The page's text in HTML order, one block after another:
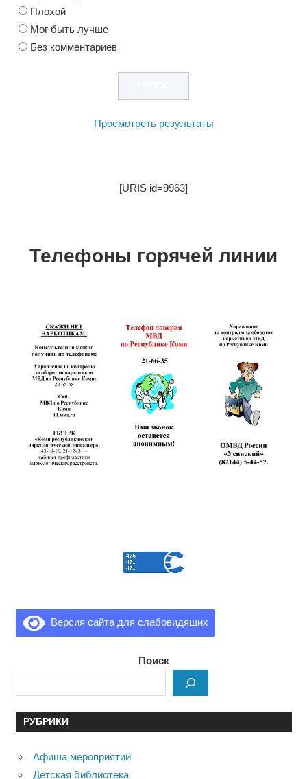
Плохой
Мог быть лучше
Без комментариев
Просмотреть результаты
[URIS id=9963]
Телефоны горячей линии
Версия сайта для слабовидящих
Поиск
РУБРИКИ
Афиша мероприятий
Детская библиотека